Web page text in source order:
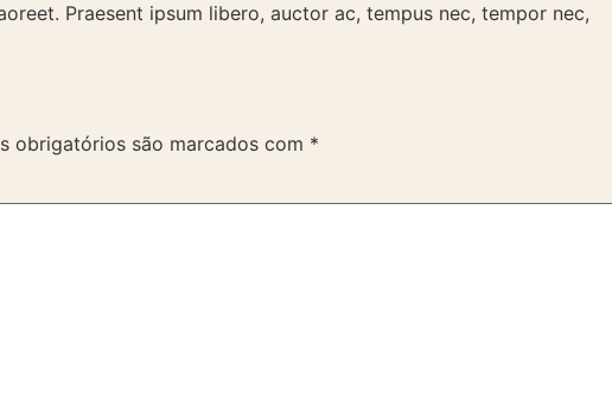
Praesent ipsum libero, auctor ac, tempus nec, tempor nec,
obrigatórios são marcados com *